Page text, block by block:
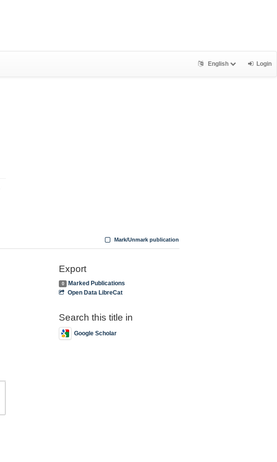
English Login
Mark/Unmark publication
Export
0
Marked Publications
Open Data LibreCat
Search this title in
Google Scholar